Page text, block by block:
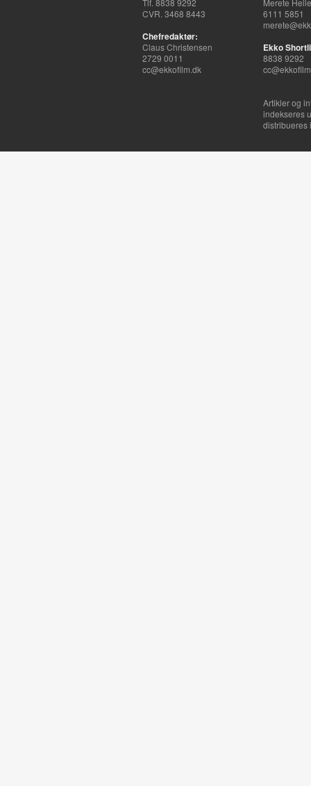
Tlf. 8838 9292
CVR. 3468 8443
Chefredaktør:
Claus Christensen
2729 0011
cc@ekkofilm.dk
Merete
6111 5851
Ekko
8838 9292
Artikler og
indekseres
distribueres